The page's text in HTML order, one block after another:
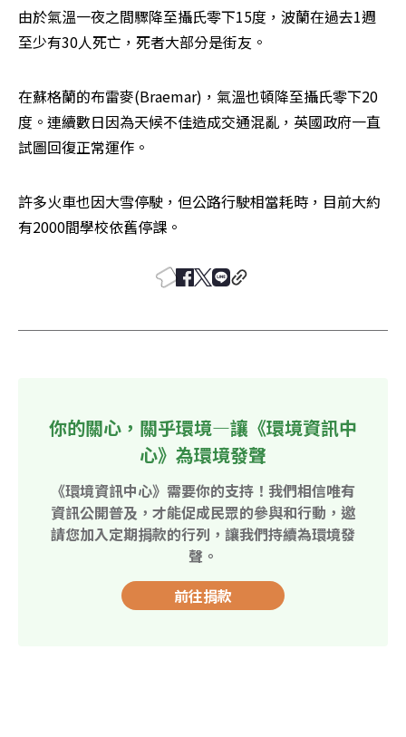
由於氣溫一夜之間驟降至攝氏零下15度，波蘭在過去1週
至少有30人死亡，死者大部分是街友。
在蘇格蘭的布雷麥(Braemar)，氣溫也頓降至攝氏零下20
度。連續數日因為天候不佳造成交通混亂，英國政府一直
試圖回復正常運作。
許多火車也因大雪停駛，但公路行駛相當耗時，目前大約
有2000間學校依舊停課。
你的關心，關乎環境—讓《環境資訊中
心》為環境發聲
《環境資訊中心》需要你的支持！我們相信唯有
資訊公開普及，才能促成民眾的參與和行動，邀
請您加入定期捐款的行列，讓我們持續為環境發
聲。
前往捐款